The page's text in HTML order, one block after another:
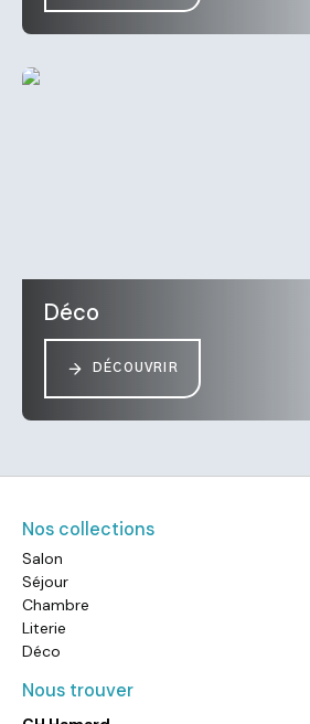
Déco
DÉCOUVRIR
Nos collections
Salon
Séjour
Chambre
Literie
Déco
Nous trouver